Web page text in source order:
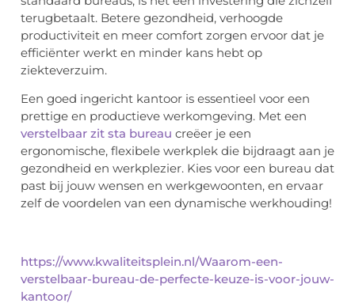
terugbetaalt. Betere gezondheid, verhoogde
productiviteit en meer comfort zorgen ervoor dat je
efficiënter werkt en minder kans hebt op
ziekteverzuim.
Een goed ingericht kantoor is essentieel voor een
prettige en productieve werkomgeving. Met een
verstelbaar zit sta bureau creëer je een
ergonomische, flexibele werkplek die bijdraagt aan je
gezondheid en werkplezier. Kies voor een bureau dat
past bij jouw wensen en werkgewoonten, en ervaar
zelf de voordelen van een dynamische werkhouding!
https://www.kwaliteitsplein.nl/Waarom-een-
verstelbaar-bureau-de-perfecte-keuze-is-voor-jouw-
kantoor/